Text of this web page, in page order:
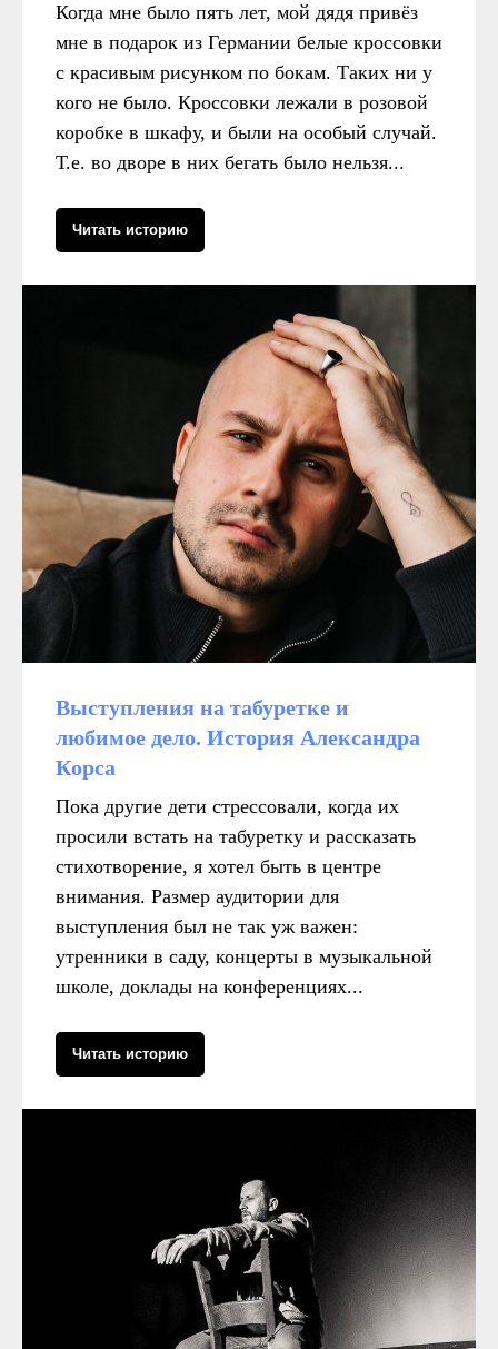
Когда мне было пять лет, мой дядя привёз
мне в подарок из Германии белые кроссовки
с красивым рисунком по бокам. Таких ни у
кого не было. Кроссовки лежали в розовой
коробке в шкафу, и были на особый случай.
Т.е. во дворе в них бегать было нельзя...
Читать историю
Выступления на табуретке и
любимое дело. История Александра
Корса
Пока другие дети стрессовали, когда их
просили встать на табуретку и рассказать
стихотворение, я хотел быть в центре
внимания. Размер аудитории для
выступления был не так уж важен:
утренники в саду, концерты в музыкальной
школе, доклады на конференциях...
Читать историю
в контексте диджитал
Больше полезного контента — в нашем
Telegram-канале. Подписывайтесь!
Подписаться